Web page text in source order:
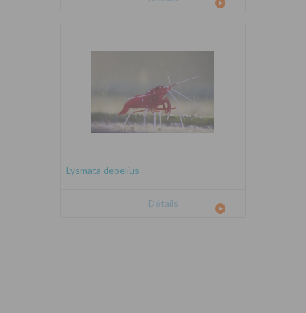
Lysmata debelius
Détails